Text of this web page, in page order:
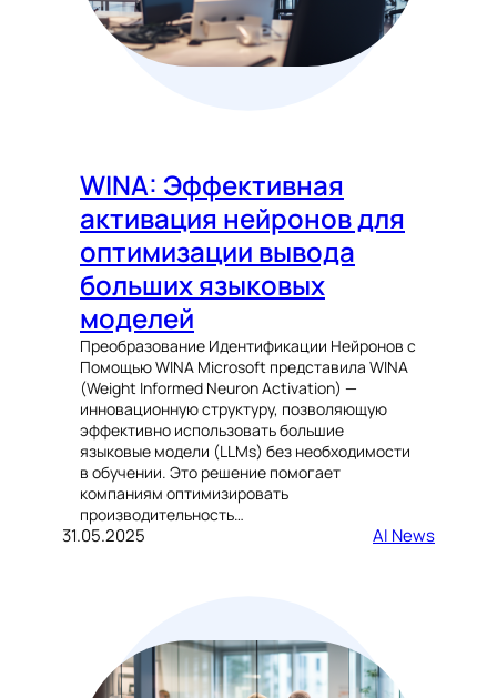
WINA: Эффективная
активация нейронов для
оптимизации вывода
больших языковых
моделей
Преобразование Идентификации Нейронов с
Помощью WINA Microsoft представила WINA
(Weight Informed Neuron Activation) —
инновационную структуру, позволяющую
эффективно использовать большие
языковые модели (LLMs) без необходимости
в обучении. Это решение помогает
компаниям оптимизировать
производительность…
31.05.2025 AI News